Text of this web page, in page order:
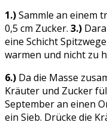
1.)Sammle an einem
0,5 cm Zucker. 3.)
eine Schicht
warmen und nicht zu
6.) Da die Masse
Kräuter und Zucker
September an einen
ein Sieb. Drücke die